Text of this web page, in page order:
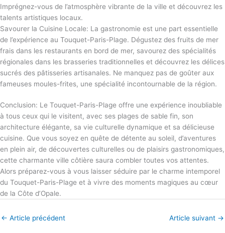
Imprégnez-vous de l’atmosphère vibrante de la ville et découvrez les
talents artistiques locaux.
Savourer la Cuisine Locale: La gastronomie est une part essentielle
de l’expérience au Touquet-Paris-Plage. Dégustez des fruits de mer
frais dans les restaurants en bord de mer, savourez des spécialités
régionales dans les brasseries traditionnelles et découvrez les délices
sucrés des pâtisseries artisanales. Ne manquez pas de goûter aux
fameuses moules-frites, une spécialité incontournable de la région.
Conclusion: Le Touquet-Paris-Plage offre une expérience inoubliable
à tous ceux qui le visitent, avec ses plages de sable fin, son
architecture élégante, sa vie culturelle dynamique et sa délicieuse
cuisine. Que vous soyez en quête de détente au soleil, d’aventures
en plein air, de découvertes culturelles ou de plaisirs gastronomiques,
cette charmante ville côtière saura combler toutes vos attentes.
Alors préparez-vous à vous laisser séduire par le charme intemporel
du Touquet-Paris-Plage et à vivre des moments magiques au cœur
de la Côte d’Opale.
← Article précédent Article suivant →